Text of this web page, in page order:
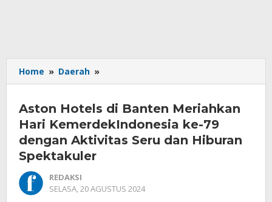
Home » Daerah »
Hotels
Banten
Meriahkan
Hari
KemerdekIndonesia
dengan
Aston Hotels di Banten Meriahkan
Hari KemerdekIndonesia ke-79
dengan Aktivitas Seru dan Hiburan
Spektakuler
REDAKSI
SELASA, 20 AGUSTUS 2024